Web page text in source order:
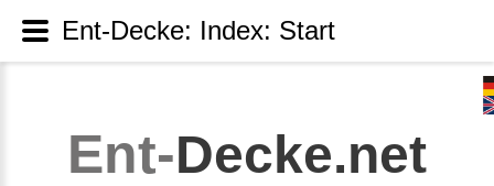
Ent-Decke.net
Ent-Decke: Index: Start